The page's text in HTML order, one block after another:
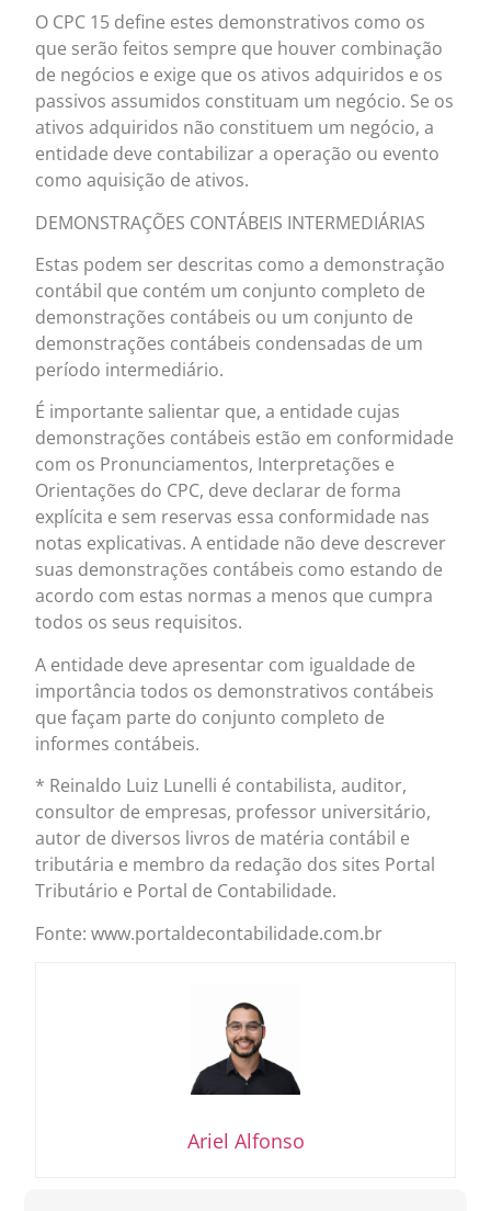
O CPC 15 define estes demonstrativos como os
que serão feitos sempre que houver combinação
de negócios e exige que os ativos adquiridos e os
passivos assumidos constituam um negócio. Se os
ativos adquiridos não constituem um negócio, a
entidade deve contabilizar a operação ou evento
como aquisição de ativos.
DEMONSTRAÇÕES CONTÁBEIS INTERMEDIÁRIAS
Estas podem ser descritas como a demonstração
contábil que contém um conjunto completo de
demonstrações contábeis ou um conjunto de
demonstrações contábeis condensadas de um
período intermediário.
É importante salientar que, a entidade cujas
demonstrações contábeis estão em conformidade
com os Pronunciamentos, Interpretações e
Orientações do CPC, deve declarar de forma
explícita e sem reservas essa conformidade nas
notas explicativas. A entidade não deve descrever
suas demonstrações contábeis como estando de
acordo com estas normas a menos que cumpra
todos os seus requisitos.
A entidade deve apresentar com igualdade de
importância todos os demonstrativos contábeis
que façam parte do conjunto completo de
informes contábeis.
* Reinaldo Luiz Lunelli é contabilista, auditor,
consultor de empresas, professor universitário,
autor de diversos livros de matéria contábil e
tributária e membro da redação dos sites Portal
Tributário e Portal de Contabilidade.
Fonte: www.portaldecontabilidade.com.br
Ariel Alfonso